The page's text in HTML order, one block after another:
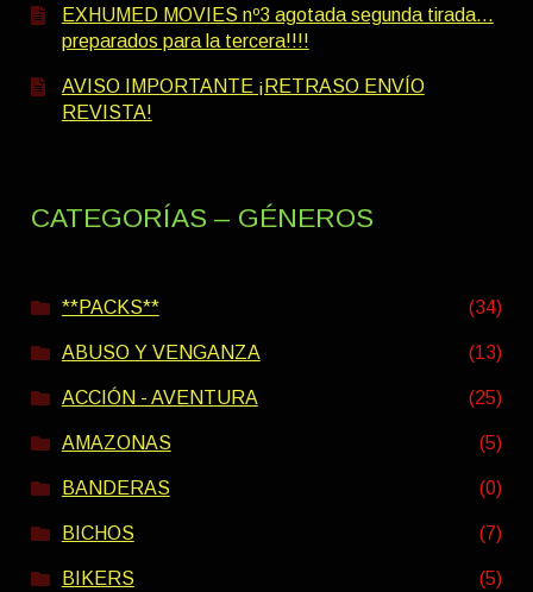
EXHUMED MOVIES nº3 agotada segunda tirada…
preparados para la tercera!!!!
AVISO IMPORTANTE ¡RETRASO ENVÍO
REVISTA!
CATEGORÍAS – GÉNEROS
**PACKS** (34)
ABUSO Y VENGANZA (13)
ACCIÓN - AVENTURA (25)
AMAZONAS (5)
BANDERAS (0)
BICHOS (7)
BIKERS (5)